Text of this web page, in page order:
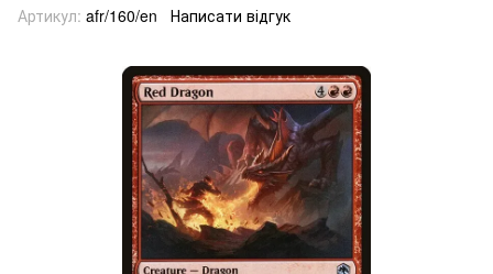
Артикул: afr/160/en Написати відгук